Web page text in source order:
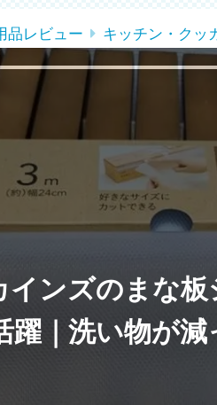
品レビュー キッチン・クッ
インズのまな
躍｜洗い物が減